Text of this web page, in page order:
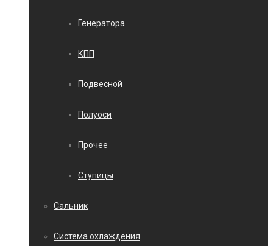
Генератора
КПП
Подвесной
Полуоси
Прочее
Ступицы
Сальник
Система охлаждения